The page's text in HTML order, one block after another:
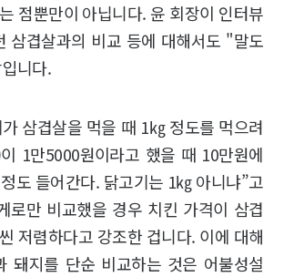
점뿐만이 아닙니다. 윤 회장이 인터뷰
삼겹살과의 비교 등에 대해서도 "말도
니다.
삼겹살을 먹을 때 1㎏ 정도를 먹으려
1만5000원이라고 했을 때 10만원에
도 들어간다. 닭고기는 1㎏ 아니냐”고
로만 비교했을 경우 치킨 가격이 삼겹
저렴하다고 강조한 겁니다. 이에 대해
돼지를 단순 비교하는 것은 어불성설